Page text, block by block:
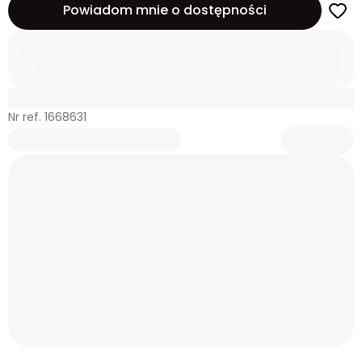
Powiadom mnie o dostępności
Nr ref. 1668631